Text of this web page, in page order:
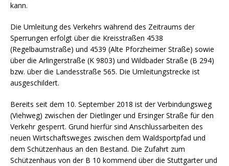
kann.
Die Umleitung des Verkehrs während des Zeitraums der
Sperrungen erfolgt über die Kreisstraßen 4538
(Regelbaumstraße) und 4539 (Alte Pforzheimer Straße) sowie
über die Arlingerstraße (K 9803) und Wildbader Straße (B 294)
bzw. über die Landesstraße 565. Die Umleitungstrecke ist
ausgeschildert.
Bereits seit dem 10. September 2018 ist der Verbindungsweg
(Viehweg) zwischen der Dietlinger und Ersinger Straße für den
Verkehr gesperrt. Grund hierfür sind Anschlussarbeiten des
neuen Wirtschaftsweges zwischen dem Waldsportpfad und
dem Schützenhaus an den Bestand. Die Zufahrt zum
Schützenhaus von der B 10 kommend über die Stuttgarter und